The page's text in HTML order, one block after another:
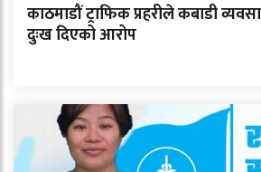
काठमाडौं ट्राफिक प्रहरीले कबाडी
दुःख दिएको आरोप